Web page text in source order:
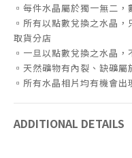
▫️每件水晶屬於獨一無二，
▫️所有以點數兌換之水晶，
取貨分店
▫️一旦以點數兌換之水晶，
▫️天然礦物有內裂、缺礦屬
▫️所有水晶相片均有機會出
ADDITIONAL DETAILS